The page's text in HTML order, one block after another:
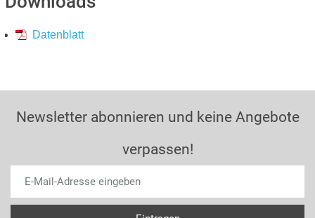
Datenblatt
Newsletter abonnieren und keine Angebote
verpassen!